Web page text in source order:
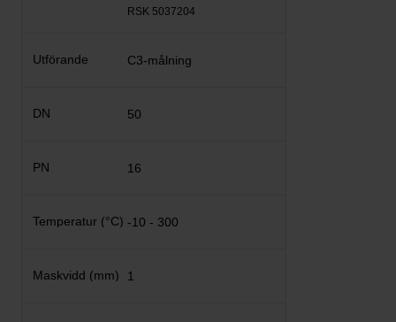
RSK 5037204
C3-målning
50
16
-10 - 300
1